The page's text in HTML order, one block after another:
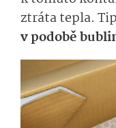
ztráta tepla. Tip
v podobě